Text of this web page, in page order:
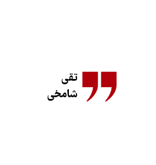
تقی
شامخی